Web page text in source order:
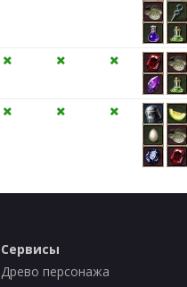
Сервисы
Древо персонажа